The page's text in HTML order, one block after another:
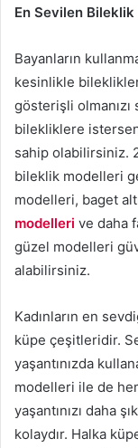
En Sevilen
Bayanların
kesinlikle
gösterişli olmanızı
bilekliklere
sahip olabilirsiniz.
bileklik modelleri
modelleri, baget
modelleri ve daha
güzel modelleri
alabilirsiniz.
Kadınların en
küpe çeşitleridir.
yaşantınızda
modelleri ile de
yaşantınızı daha
kolaydır. Halka